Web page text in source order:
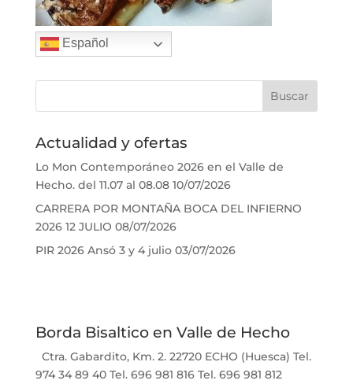
Español
Actualidad y ofertas
Lo Mon Contemporáneo 2026 en el Valle de
Hecho. del 11.07 al 08.08 10/07/2026
CARRERA POR MONTAÑA BOCA DEL INFIERNO
2026 12 JULIO 08/07/2026
PIR 2026 Ansó 3 y 4 julio 03/07/2026
Borda Bisaltico en Valle de Hecho
Ctra. Gabardito, Km. 2. 22720 ECHO (Huesca) Tel.
974 34 89 40 Tel. 696 981 816 Tel. 696 981 812